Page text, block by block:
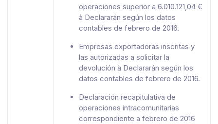
operaciones superior a 6.010.121,04 €
à Declararán según los datos
contables de febrero de 2016.
Empresas exportadoras inscritas y
las autorizadas a solicitar la
devolución à Declararán según los
datos contables de febrero de 2016.
Declaración recapitulativa de
operaciones intracomunitarias
correspondiente a febrero de 2016